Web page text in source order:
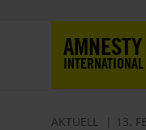
AMNESTY
INTERNATIONAL
AKTUELL 13.